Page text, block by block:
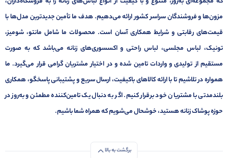
مزون‌ها و فروشندگان سراسر کشور ارائه می‌دهیم. هدف ما تأمین جدیدترین مدل‌ها با
قیمت‌های رقابتی و شرایط همکاری آسان است. محصولات ما شامل مانتو، شومیز،
تونیک، لباس مجلسی، لباس راحتی و اکسسوری‌های زنانه می‌باشد که به صورت
مستقیم از تولیدی و واردات تامین شده و در اختیار مشتریان گرامی قرار می‌گیرد. ما
همواره در تلاشیم تا با ارائه کالاهای باکیفیت، ارسال سریع و پشتیبانی پاسخگو، همکاری
بلندمدتی با مشتریان خود برقرار کنیم. اگر به دنبال یک تامین‌کننده مطمئن و به‌روز در
حوزه پوشاک زنانه هستید، خوشحال می‌شویم که همراه شما باشیم.
برگشت به بالا